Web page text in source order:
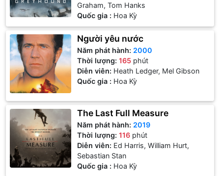
Graham, Tom Hanks
Quốc gia : Hoa Kỳ
Người yêu nước
Năm phát hành: 2000
Thời lượng:165 phút
Diễn viên: Heath Ledger, Mel Gibson
Quốc gia : Hoa Kỳ
The Last Full Measure
Năm phát hành: 2019
Thời lượng:116 phút
Diễn viên: Ed Harris, William Hurt,
Sebastian Stan
Quốc gia : Hoa Kỳ